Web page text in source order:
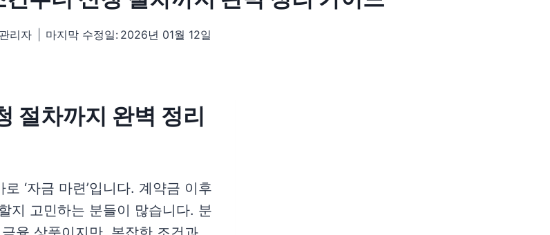
관리자 마지막 수정일: 2026년 01월 12일
절차까지 완벽 정리
‘자금 마련’입니다. 계약금 이후
지 고민하는 분들이 많습니다. 분